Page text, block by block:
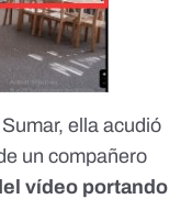
ella acudió
un compañero
vídeo portando